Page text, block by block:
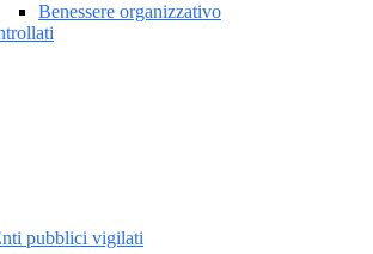
Benessere organizzativo
pubblici vigilati